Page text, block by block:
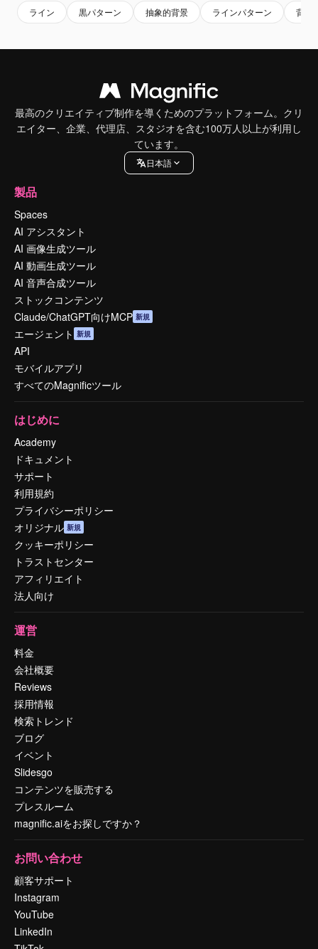
ライン 黒パターン 抽象的背景 ラインパターン 背景
最高のクリエイティブ制作を導くためのプラットフォーム。クリ
エイター、企業、代理店、スタジオを含む100万人以上が利用し
ています。
日本語
製品
Spaces
AI アシスタント
AI 画像生成ツール
AI 動画生成ツール
AI 音声合成ツール
ストックコンテンツ
Claude/ChatGPT向けMCP 新規
エージェント 新規
API
モバイルアプリ
すべてのMagnificツール
はじめに
Academy
ドキュメント
サポート
利用規約
プライバシーポリシー
オリジナル 新規
クッキーポリシー
トラストセンター
アフィリエイト
法人向け
運営
料金
会社概要
Reviews
採用情報
検索トレンド
ブログ
イベント
Slidesgo
コンテンツを販売する
プレスルーム
magnific.aiをお探しですか？
お問い合わせ
顧客サポート
Instagram
YouTube
LinkedIn